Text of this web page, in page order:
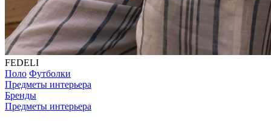
FEDELI
Поло Футболки
Предметы интерьера
Бренды
Предметы интерьера